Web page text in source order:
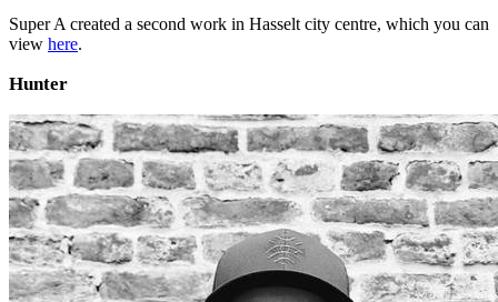
Super A created a second work in Hasselt city centre, which you can
view here.
Hunter